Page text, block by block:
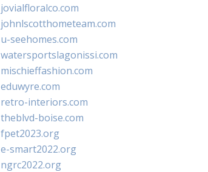
jovialfloralco.com
johnlscotthometeam.com
u-seehomes.com
watersportslagonissi.com
mischieffashion.com
eduwyre.com
retro-interiors.com
theblvd-boise.com
fpet2023.org
e-smart2022.org
ngrc2022.org